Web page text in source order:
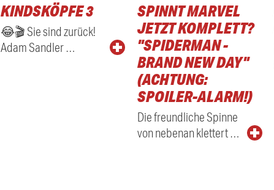
KINDSKÖPFE 3
😂🎬 Sie sind zurück!
Adam Sandler …
SPINNT MARVEL
JETZT KOMPLETT?
"SPIDERMAN -
BRAND NEW DAY"
(ACHTUNG:
SPOILER-ALARM!)
Die freundliche Spinne
von nebenan klettert …